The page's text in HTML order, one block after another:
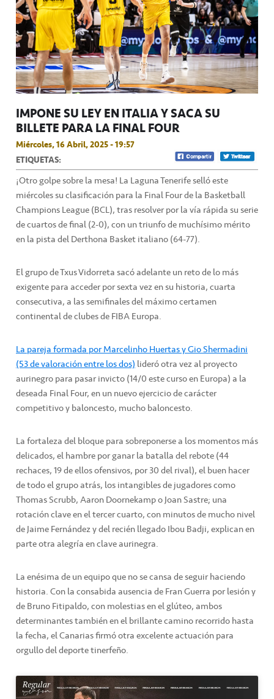
IMPONE SU LEY EN ITALIA Y SACA SU
BILLETE PARA LA FINAL FOUR
Miércoles, 16 Abril, 2025 - 19:57
ETIQUETAS:
¡Otro golpe sobre la mesa! La Laguna Tenerife selló este
miércoles su clasificación para la Final Four de la Basketball
Champions League (BCL), tras resolver por la vía rápida su serie
de cuartos de final (2-0), con un triunfo de muchísimo mérito
en la pista del Derthona Basket italiano (64-77).
El grupo de Txus Vidorreta sacó adelante un reto de lo más
exigente para acceder por sexta vez en su historia, cuarta
consecutiva, a las semifinales del máximo certamen
continental de clubes de FIBA Europa.
La pareja formada por Marcelinho Huertas y Gio Shermadini
(53 de valoración entre los dos)lideró otra vez al proyecto
aurinegro para pasar invicto (14/0 este curso en Europa) a la
deseada Final Four, en un nuevo ejercicio de carácter
competitivo y baloncesto, mucho baloncesto.
La fortaleza del bloque para sobreponerse a los momentos más
delicados, el hambre por ganar la batalla del rebote (44
rechaces, 19 de ellos ofensivos, por 30 del rival), el buen hacer
de todo el grupo atrás, los intangibles de jugadores como
Thomas Scrubb, Aaron Doornekamp o Joan Sastre; una
rotación clave en el tercer cuarto, con minutos de mucho nivel
de Jaime Fernández y del recién llegado Ibou Badji, explican en
parte otra alegría en clave aurinegra.
La enésima de un equipo que no se cansa de seguir haciendo
historia. Con la consabida ausencia de Fran Guerra por lesión y
de Bruno Fitipaldo, con molestias en el glúteo, ambos
determinantes también en el brillante camino recorrido hasta
la fecha, el Canarias firmó otra excelente actuación para
orgullo del deporte tinerfeño.